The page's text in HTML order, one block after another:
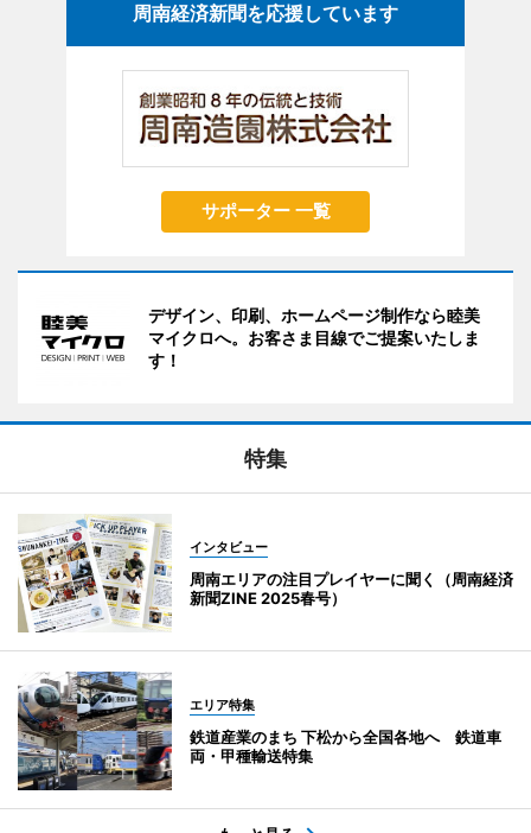
周南経済新聞を応援しています
サポーター 一覧
デザイン、印刷、ホームページ制作なら睦美
マイクロへ。お客さま目線でご提案いたしま
す！
特集
インタビュー
周南エリアの注目プレイヤーに聞く（周南経済
新聞ZINE 2025春号）
エリア特集
鉄道産業のまち 下松から全国各地へ 鉄道車
両・甲種輸送特集